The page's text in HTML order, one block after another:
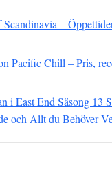
–
Pacific Chill – Pris,
i East End Säsong 13
och Allt du Behöver